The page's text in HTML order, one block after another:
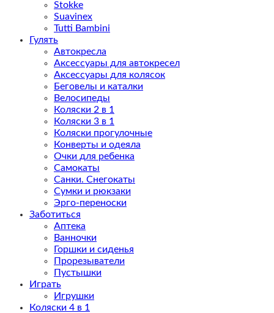
Stokke
Suavinex
Tutti Bambini
Гулять
Автокресла
Аксессуары для автокресел
Аксессуары для колясок
Беговелы и каталки
Велосипеды
Коляски 2 в 1
Коляски 3 в 1
Коляски прогулочные
Конверты и одеяла
Очки для ребенка
Самокаты
Санки. Снегокаты
Сумки и рюкзаки
Эрго-переноски
Заботиться
Аптека
Ванночки
Горшки и сиденья
Прорезыватели
Пустышки
Играть
Игрушки
Коляски 4 в 1